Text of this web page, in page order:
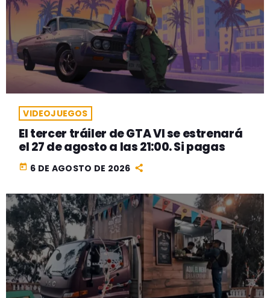
VIDEOJUEGOS
El tercer tráiler de GTA VI se estrenará
el 27 de agosto a las 21:00. Si pagas
today 6 DE AGOSTO DE 2026